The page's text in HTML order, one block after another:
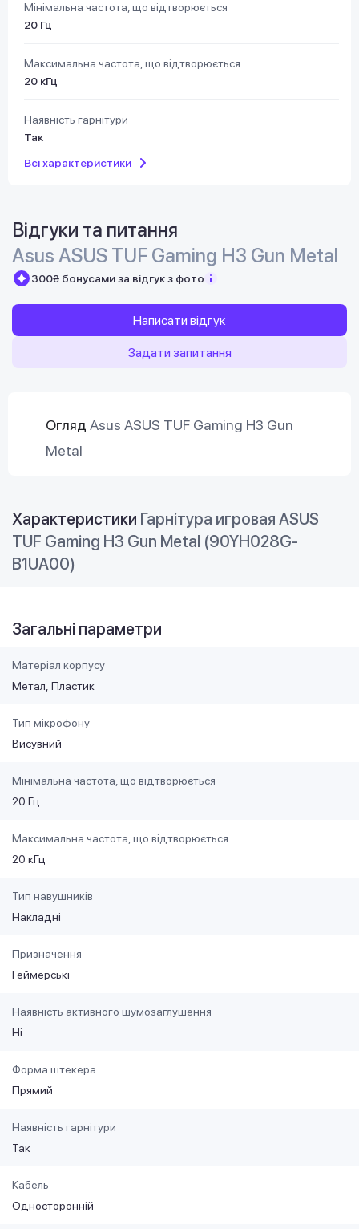
Мінімальна частота, що відтворюється
20 Гц
Максимальна частота, що відтворюється
20 кГц
Наявність гарнітури
Так
Всі характеристики
Відгуки та питання
Asus ASUS TUF Gaming H3 Gun Metal
300₴ бонусами за відгук з фото
Написати відгук
Задати запитання
Огляд Asus ASUS TUF Gaming H3 Gun
Metal
Характеристики Гарнітура игровая ASUS
TUF Gaming H3 Gun Metal (90YH028G-
B1UA00)
Загальні параметри
Матеріал корпусу
Метал Пластик
Тип мікрофону
Висувний
Мінімальна частота, що відтворюється
20 Гц
Максимальна частота, що відтворюється
20 кГц
Тип навушників
Накладні
Призначення
Геймерські
Наявність активного шумозаглушення
Ні
Форма штекера
Прямий
Наявність гарнітури
Так
Кабель
Односторонній